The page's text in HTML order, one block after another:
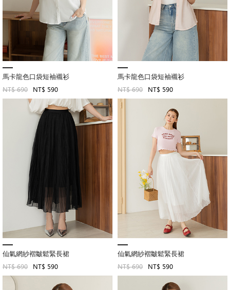
馬卡龍色口袋短袖襯衫
NT$ 690 NT$ 590
馬卡龍色口袋短袖襯衫
NT$ 690 NT$ 590
仙氣網紗褶皺鬆緊長裙
NT$ 690 NT$ 590
仙氣網紗褶皺鬆緊長裙
NT$ 690 NT$ 590